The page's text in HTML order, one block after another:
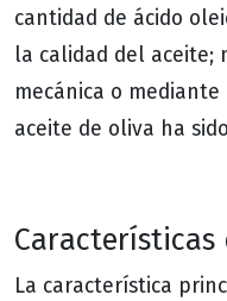
cantidad de ácido
la calidad del aceite;
mecánica o
aceite de oliva ha
La característica